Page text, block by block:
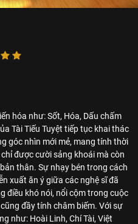
hóa như: Sốt, Hóa, Dấu chấm
Tài Tiếu Tuyệt tiếp tục khai thác
góc nhìn mới mẻ, mang tính thời
được cười sảng khoái mà còn
thân. Sự nhạy bén trong cách
xuất ăn ý giữa các nghệ sĩ đã
điều khó nói, nổi cộm trong cuộc
đầy tính châm biếm. Với sự
như: Hoài Linh, Chí Tài, Việt